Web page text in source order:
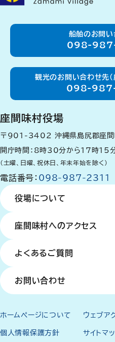
船舶のお問い
098-
観光のお問い合わせ先（
098-
座間味村役場
〒901-3402 沖縄県島尻郡座
開庁時間：8時30分から17時15
（土曜、日曜、祝休日、年末年始を除く）
電話番号： 098-987-2311
役場について
座間味村へのアクセス
よくあるご質問
お問い合わせ
ホームページについて ウェブア
個人情報保護方針 サイトマ